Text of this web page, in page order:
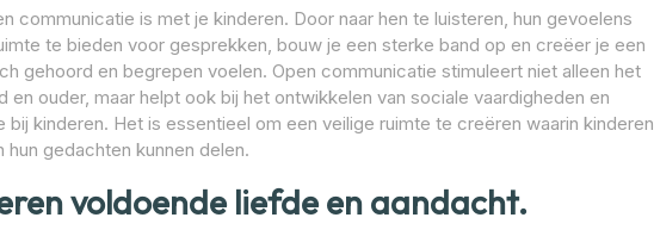
communicatie is met je kinderen. Door naar hen te luisteren, hun gevoelens
te bieden voor gesprekken, bouw je een sterke band op en creëer je een
gehoord en begrepen voelen. Open communicatie stimuleert niet alleen het
en ouder, maar helpt ook bij het ontwikkelen van sociale vaardigheden en
bij kinderen. Het is essentieel om een veilige ruimte te creëren waarin kinderen
hun gedachten kunnen delen.
voldoende liefde en aandacht.